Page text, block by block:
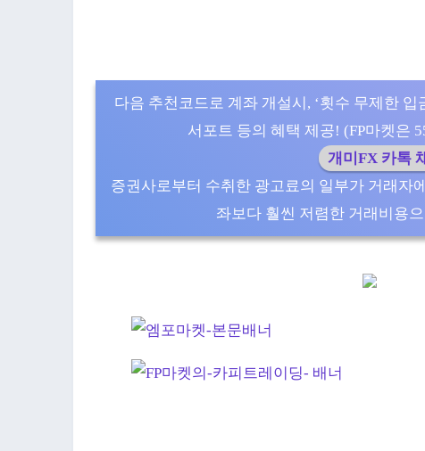
다음 추천코드로 계좌 개설시, ‘횟수 무제한
서포트 등의 혜택 제공! (FP마켓은
개미FX 카톡
증권사로부터 수취한 광고료의 일부가 거래자
좌보다 훨씬 저렴한 거래비용